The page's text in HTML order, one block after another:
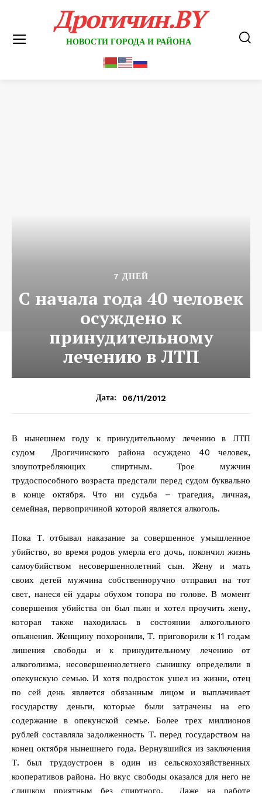
Дрогичин.BY
НОВОСТИ ГОРОДА И РАЙОНА
7 ДНЕЙ
С начала года 40 человек
осуждено к
принудительному
лечению в ЛТП
Дата: 06/11/2012
В нынешнем году к принудительному лечению в ЛТП
судом Дрогичинского района осуждено 40 человек,
злоупотребляющих спиртным. Трое мужчин
трудоспособного возраста предстали перед судом буквально
в конце октября. Что ни судьба – трагедия, личная,
семейная, первопричиной которой является алкоголь.
Пока Т. отбывал наказание за совершенное умышленное
убийство, во время родов умерла его дочь, покончил жизнь
самоубийством несовершеннолетний сын. Жену и мать
своих детей мужчина собственноручно отправил на тот
свет, нанеся ей удары обухом топора по голове. В момент
совершения убийства он был пьян и хотел проучить жену,
которая также находилась в состоянии алкогольного
опьянения. Женщину похоронили, Т. приговорили к 11 годам
лишения свободы и к принудительному лечению от
алкоголизма, несовершеннолетнего сынишку определили в
опекунскую семью. И хотя подросток ушел из жизни, отец
по сей день является обязанным лицом и выплачивает
государству деньги, которые были затрачены на его
содержание в опекунской семье. Более трех миллионов
рублей составляла задолженность Т. перед государством на
конец октября нынешнего года. Вернувшийся из заключения
Т. был трудоустроен в один из сельскохозяйственных
кооперативов района. Но вкус свободы оказался для него не
слишком приятным без спиртного. Даже на работе